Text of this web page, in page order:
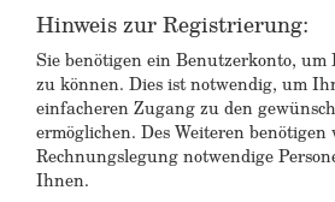
Hinweis zur Registrierung:
Sie benötigen ein Benutzerkonto, um
zu können. Dies ist notwendig, um
einfacheren Zugang zu den
ermöglichen. Des Weiteren
Rechnungslegung notwendige
Ihnen.